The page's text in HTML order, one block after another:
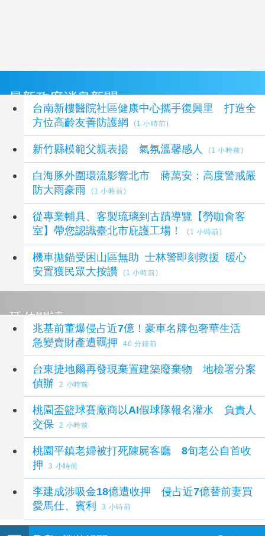
最新政府消息新聞
台南新樓醫院社區健康中心攜手復興里 打造全
方位高齡友善防護網
(1 小時前)
新竹縣模範父親表揚 氣氛溫馨感人 (1 小時前)
白海豚外圍環流影響北市 蔣萬安：高度警戒嚴
防大雨豪雨
(1 小時前)
從專業輔具、客製琉璃到古蹟導覽【勞咖會客
室】帶您認識臺北市庇護工場！
(1 小時前)
機車拋錨受困山區無助 士林警即刻救援 暖心
安置獲民眾大按讚
(1 小時前)
延伸閱讀
兆基前董爆侵占近7億！豪車名牌包奢華生活
急變賣財產遭羈押
46 分鐘前
台東捷地爾再發現棄置建築廢棄物 地檢署分案
偵辦
2 小時前
桃園盃籃球賽廠商以AI假球隊報名灌水 負責人
交保
2 小時前
桃園平鎮老婦被打死陳屍客廳 8旬老公自首收
押
3 小時前
李建成涉吸金18億遭收押 侵占近7億替前妻買
愛馬仕、賓利
3 小時前